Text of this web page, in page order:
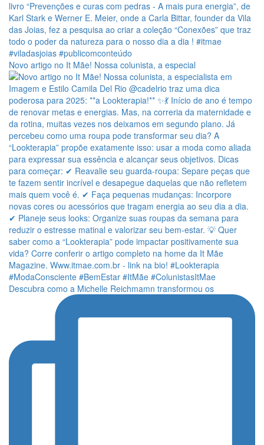
Novo artigo no It Mãe! Nossa colunista, a especial
Descubra como a Michelle Reichmamn transformou os